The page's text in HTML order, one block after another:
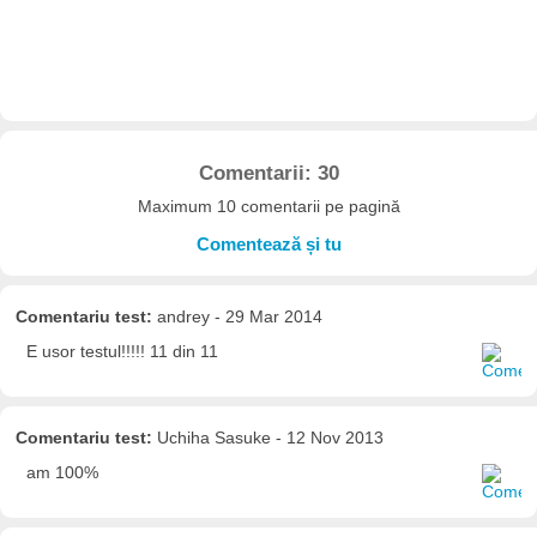
Comentarii: 30
Maximum 10 comentarii pe pagină
Comentează și tu
Comentariu test: andrey - 29 Mar 2014
E usor testul!!!!! 11 din 11
Comentariu test: Uchiha Sasuke - 12 Nov 2013
am 100%